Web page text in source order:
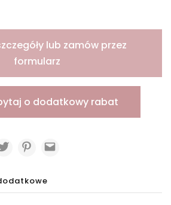
lub zamów przez
formularz
o dodatkowy rabat